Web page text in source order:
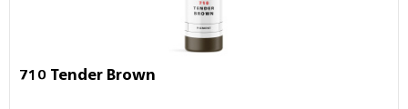
710 Tender Brown